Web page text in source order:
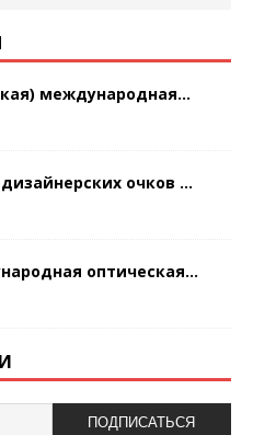
международная...
очков ...
оптическая...
ПОДПИСАТЬСЯ